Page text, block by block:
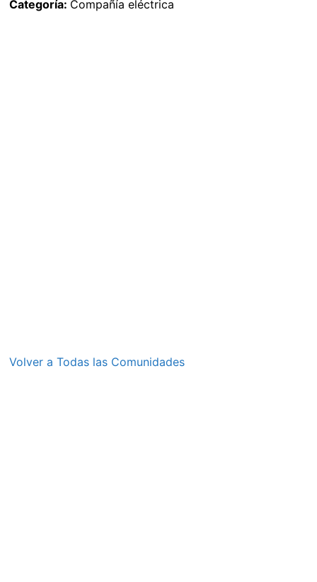
Categoría: Compañía eléctrica
Volver a Todas las Comunidades